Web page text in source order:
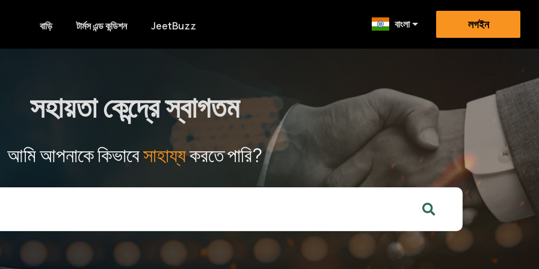
বাড়ি টার্মস এন্ড কন্ডিশন JeetBuzz বাংলা লগইন
সহায়তা কেন্দ্রে স্বাগতম
আমি আপনাকে কিভাবেসাহায্যকরতে পারি?